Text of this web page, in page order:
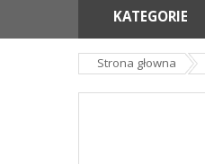
KATEGORIE
Strona głowna